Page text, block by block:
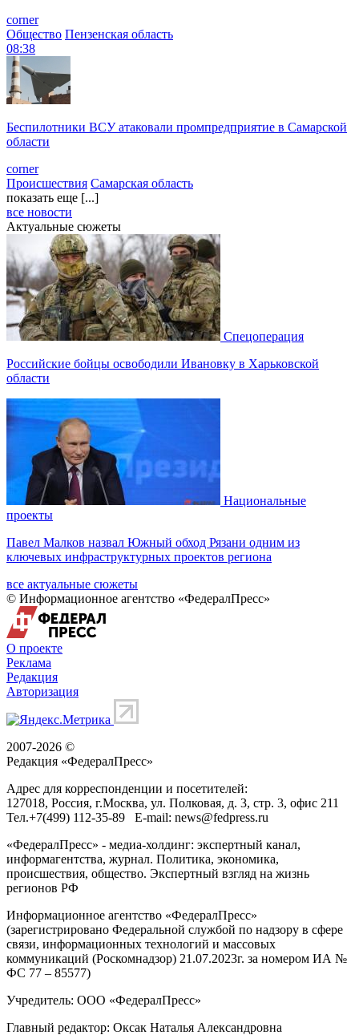
corner
Общество Пензенская область
08:38
Беспилотники ВСУ атаковали промпредприятие в Самарской
области
corner
Происшествия Самарская область
показать еще [...]
все новости
Актуальные сюжеты
Спецоперация
Российские бойцы освободили Ивановку в Харьковской
области
Национальные
проекты
Павел Малков назвал Южный обход Рязани одним из
ключевых инфраструктурных проектов региона
все актуальные сюжеты
© Информационное агентство «ФедералПресс»
О проекте
Реклама
Редакция
Авторизация
2007-2026 ©
Редакция «ФедералПресс»
Адрес для корреспонденции и посетителей:
127018, Россия, г.Москва, ул. Полковая, д. 3, стр. 3, офис 211
Тел.+7(499) 112-35-89 E-mail: news@fedpress.ru
«ФедералПресс» - медиа-холдинг: экспертный канал,
информагентства, журнал. Политика, экономика,
происшествия, общество. Экспертный взгляд на жизнь
регионов РФ
Информационное агентство «ФедералПресс»
(зарегистрировано Федеральной службой по надзору в сфере
связи, информационных технологий и массовых
коммуникаций (Роскомнадзор) 21.07.2023г. за номером ИА №
ФС 77 – 85577)
Учредитель: ООО «ФедералПресс»
Главный редактор: Оксак Наталья Александровна